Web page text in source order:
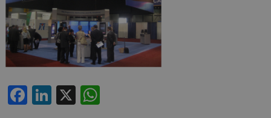
F
Li X